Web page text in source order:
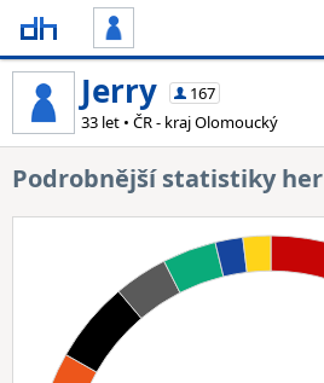
Jerry
167
33 let • ČR - kraj Olomoucký
Podrobnější statistiky her